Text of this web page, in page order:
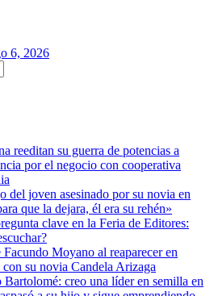
6, 2026
reeditan su guerra de potencias a
por el negocio con cooperativa
del joven asesinado por su novia en
que la dejara, él era su rehén»
clave en la Feria de Editores:
Moyano al reaparecer en
con su novia Candela Arizaga
creo una líder en semilla en